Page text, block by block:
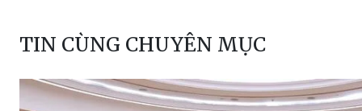
TIN CÙNG CHUYÊN MỤC